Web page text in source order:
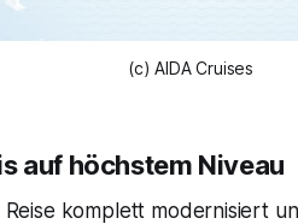
(c) AIDA Cruises
auf höchstem Niveau
komplett modernisiert